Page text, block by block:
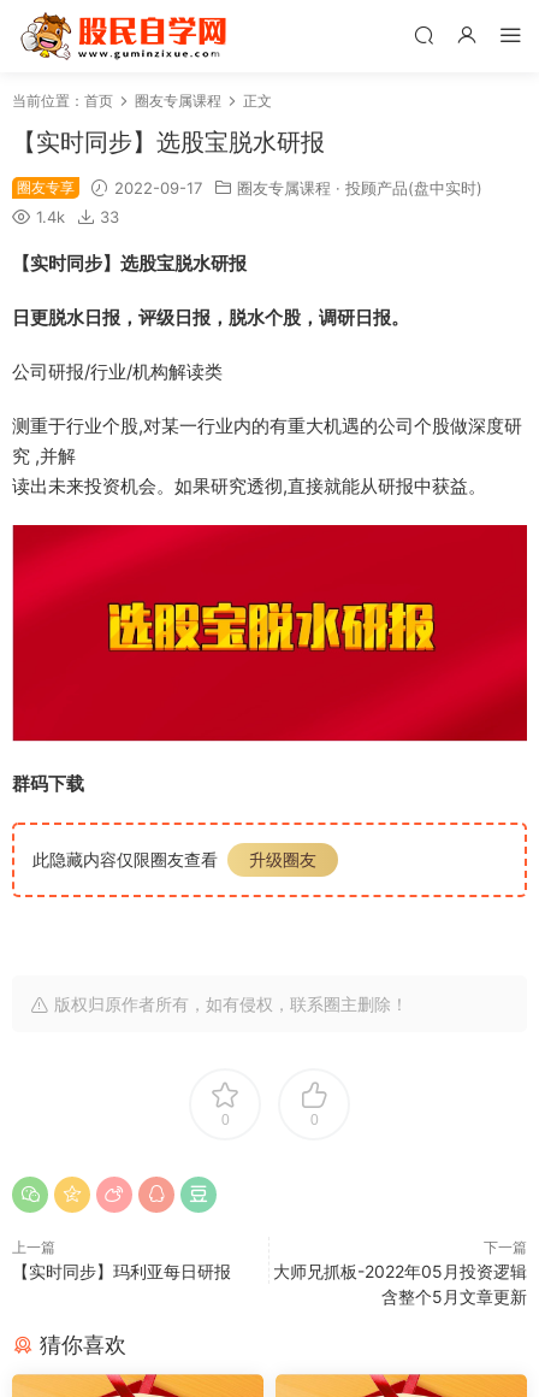
当前位置： 首页 圈友专属课程 正文
【实时同步】选股宝脱水研报
圈友专享 2022-09-17 圈友专属课程 · 投顾产品(盘中实时)
1.4k
33
【实时同步】选股宝脱水研报
日更脱水日报，评级日报，脱水个股，调研日报。
公司研报/行业/机构解读类
测重于行业个股,对某一行业内的有重大机遇的公司个股做深度研
究 ,并解
读出未来投资机会。如果研究透彻,直接就能从研报中获益。
群码下载
此隐藏内容仅限圈友查看 升级圈友
版权归原作者所有，如有侵权，联系圈主删除！
0 0
上一篇
【实时同步】玛利亚每日研报
下一篇
大师兄抓板-2022年05月投资逻辑
含整个5月文章更新
猜你喜欢